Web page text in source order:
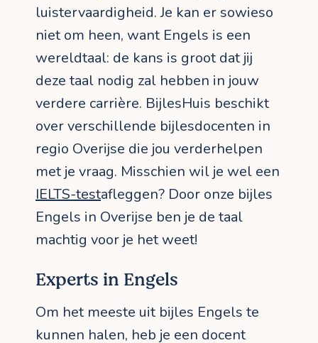
luistervaardigheid. Je kan er sowieso
niet om heen, want Engels is een
wereldtaal: de kans is groot dat jij
deze taal nodig zal hebben in jouw
verdere carrière. BijlesHuis beschikt
over verschillende bijlesdocenten in
regio Overijse die jou verderhelpen
met je vraag. Misschien wil je wel een
IELTS-testafleggen? Door onze bijles
Engels in Overijse ben je de taal
machtig voor je het weet!
Experts in Engels
Om het meeste uit bijles Engels te
kunnen halen, heb je een docent